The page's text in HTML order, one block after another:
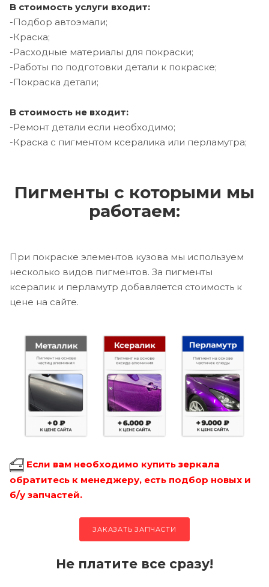
В стоимость услуги входит:
-Подбор автоэмали;
-Краска;
-Расходные материалы для покраски;
-Работы по подготовки детали к покраске;
-Покраска детали;
В стоимость не входит:
-Ремонт детали если необходимо;
-Краска с пигментом ксералика или перламутра;
Пигменты с которыми мы
работаем:
При покраске элементов кузова мы используем
несколько видов пигментов. За пигменты
ксералик и перламутр добавляется стоимость к
цене на сайте.
Если вам необходимо купить зеркала
обратитесь к менеджеру, есть подбор новых и
б/у запчастей.
ЗАКАЗАТЬ ЗАПЧАСТИ
Не платите все сразу!